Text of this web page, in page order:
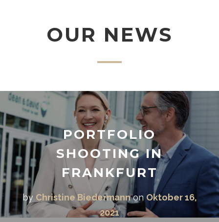
OUR NEWS
PORTFOLIO
SHOOTING IN
FRANKFURT
by Christine Biedermann onOktober 16,
2021